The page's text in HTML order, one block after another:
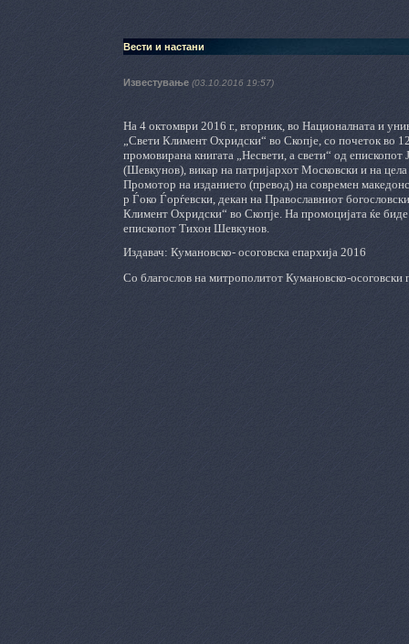
Вести и настани
Известување (03.10.2016 19:57)
На 4 октомври 2016 г., вторник, во Националната и
„Свети Климент Охридски“ во Скопје, со почеток во
промовирана книгата „Несвети, а свети“ од епископот
(Шевкунов), викар на патријархот Московски и на цела
Промотор на изданието (превод) на современ
р Ѓоко Ѓорѓевски, декан на Православниот
Климент Охридски“ во Скопје. На промоцијата ќе
епископот Тихон Шевкунов.
Издавач: Кумановско- осоговска епархија 2016
Со благослов на митрополитот Кумановско-осоговски